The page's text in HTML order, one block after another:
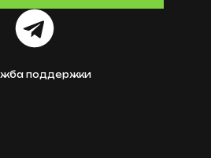
поддержки